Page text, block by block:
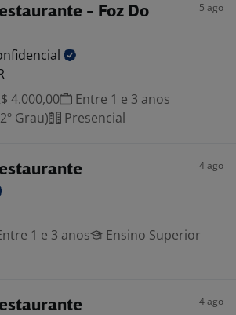
- Foz Do
5 ago
4.000,00
Entre 1 e 3 anos
Grau)
Presencial
4 ago
1 e 3 anos
Ensino Superior
4 ago